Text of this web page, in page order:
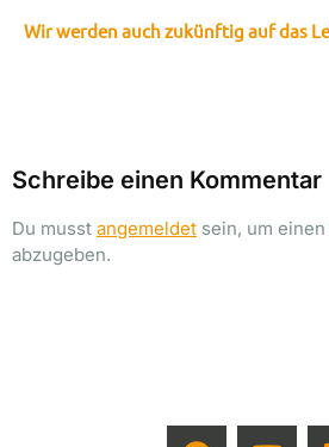
Wir werden auch zukünftig auf das
Schreibe einen Kommentar
Du musst angemeldet sein, um
abzugeben.